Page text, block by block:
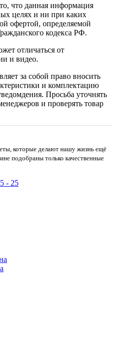
что данная информация
целях и ни при каких
офертой, определяемой
кодекса РФ.
отличаться от
и видео.
за собой право вносить
и комплектацию
Просьба уточнять
и проверять товар
которые делают нашу жизнь ещё
подобраны только качественные
- 25